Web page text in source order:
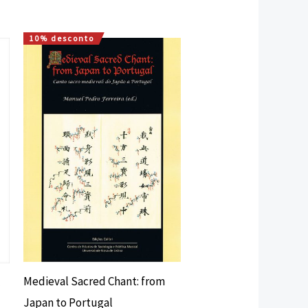
10% desconto
Medieval Sacred Chant: from
Japan to Portugal
O
preço
original
era:
20,00 €.
O
preço
atual
é:
18,00 €.